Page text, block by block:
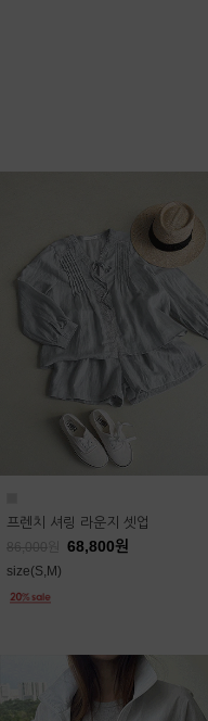
프렌치 셔링 라운지 셋업
86,000 68,800원
size(S,M)